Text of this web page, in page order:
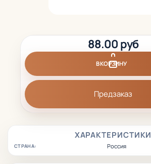
ХАРАКТЕРИСТИКИ
СТРАНА: Россия
88.00 руб
В КОРЗИНУ
Предзаказ